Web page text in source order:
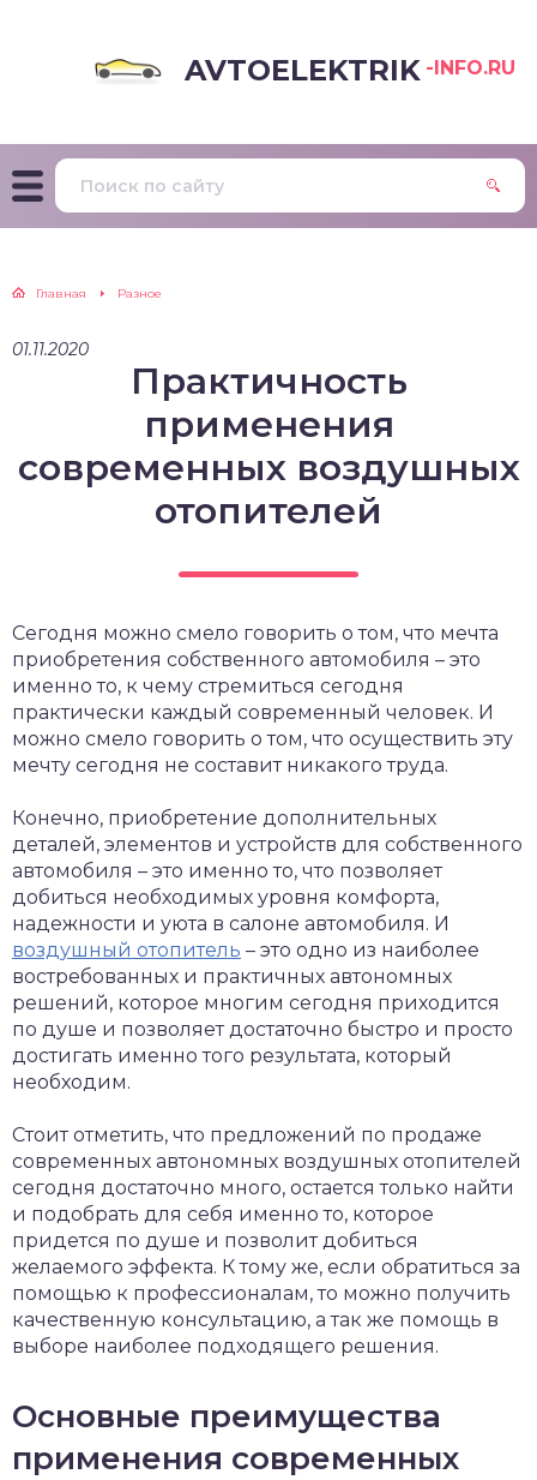
AVTOELEKTRIK -INFO.RU
Главная Разное
01.11.2020
Практичность
применения
современных воздушных
отопителей
Сегодня можно смело говорить о том, что мечта
приобретения собственного автомобиля – это
именно то, к чему стремиться сегодня
практически каждый современный человек. И
можно смело говорить о том, что осуществить эту
мечту сегодня не составит никакого труда.
Конечно, приобретение дополнительных
деталей, элементов и устройств для собственного
автомобиля – это именно то, что позволяет
добиться необходимых уровня комфорта,
надежности и уюта в салоне автомобиля. И
воздушный отопитель – это одно из наиболее
востребованных и практичных автономных
решений, которое многим сегодня приходится
по душе и позволяет достаточно быстро и просто
достигать именно того результата, который
необходим.
Стоит отметить, что предложений по продаже
современных автономных воздушных отопителей
сегодня достаточно много, остается только найти
и подобрать для себя именно то, которое
придется по душе и позволит добиться
желаемого эффекта. К тому же, если обратиться за
помощью к профессионалам, то можно получить
качественную консультацию, а так же помощь в
выборе наиболее подходящего решения.
Основные преимущества
применения современных